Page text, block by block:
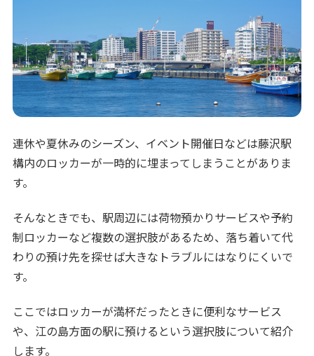
連休や夏休みのシーズン、イベント開催日などは藤沢駅
構内のロッカーが一時的に埋まってしまうことがありま
す。
そんなときでも、駅周辺には荷物預かりサービスや予約
制ロッカーなど複数の選択肢があるため、落ち着いて代
わりの預け先を探せば大きなトラブルにはなりにくいで
す。
ここではロッカーが満杯だったときに便利なサービス
や、江の島方面の駅に預けるという選択肢について紹介
します。